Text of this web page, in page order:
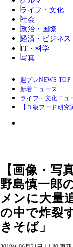
ライフ・文化
社会
政治・国際
経済・ビジネス
IT・科学
写真
週プレNEWS TOP
新着ニュース
ライフ・文化ニュ
【Ｂ級フード研
【画像・写
野島慎一郎
メンに大量
の中で炸裂
きそば」